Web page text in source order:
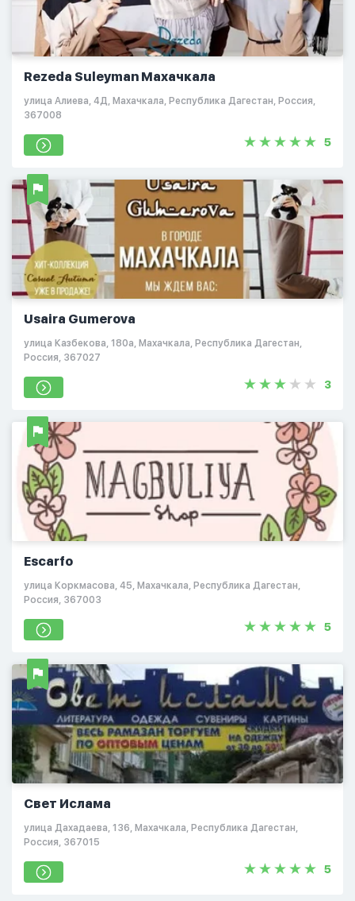
Rezeda Suleyman Махачкала
улица Алиева, 4Д, Махачкала, Республика Дагестан, Россия,
367008
5
Usaira Gumerova
улица Казбекова, 180а, Махачкала, Республика Дагестан,
Россия, 367027
3
Escarfo
улица Коркмасова, 45, Махачкала, Республика Дагестан,
Россия, 367003
5
Свет Ислама
улица Дахадаева, 136, Махачкала, Республика Дагестан,
Россия, 367015
5